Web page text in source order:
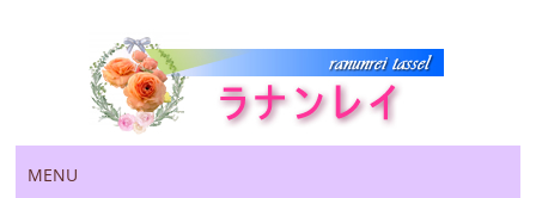
Main menu
to
MENU